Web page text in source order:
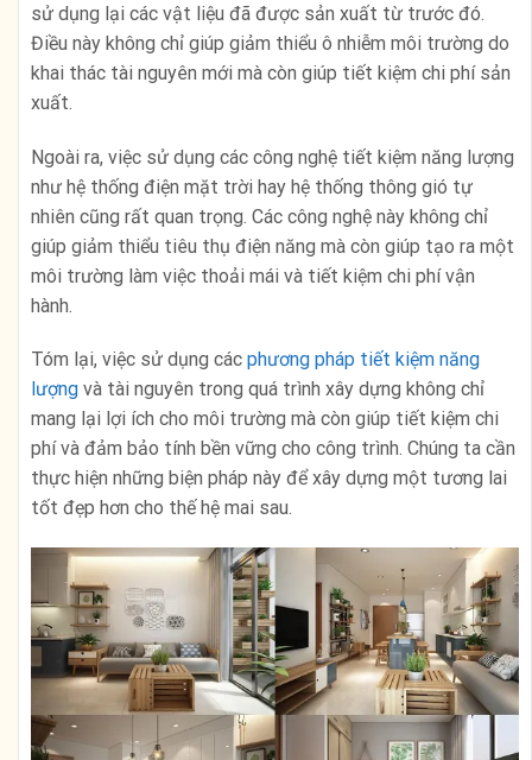
sử dụng lại các vật liệu đã được sản xuất từ trước đó.
Điều này không chỉ giúp giảm thiểu ô nhiễm môi trường do
khai thác tài nguyên mới mà còn giúp tiết kiệm chi phí sản
xuất.
Ngoài ra, việc sử dụng các công nghệ tiết kiệm năng lượng
như hệ thống điện mặt trời hay hệ thống thông gió tự
nhiên cũng rất quan trọng. Các công nghệ này không chỉ
giúp giảm thiểu tiêu thụ điện năng mà còn giúp tạo ra một
môi trường làm việc thoải mái và tiết kiệm chi phí vận
hành.
Tóm lại, việc sử dụng các phương pháp tiết kiệm năng
lượng và tài nguyên trong quá trình xây dựng không chỉ
mang lại lợi ích cho môi trường mà còn giúp tiết kiệm chi
phí và đảm bảo tính bền vững cho công trình. Chúng ta cần
thực hiện những biện pháp này để xây dựng một tương lai
tốt đẹp hơn cho thế hệ mai sau.